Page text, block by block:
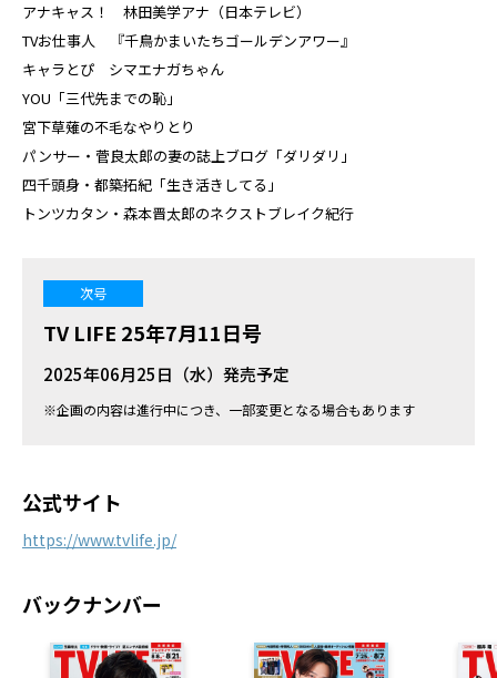
アナキャス！ 林田美学アナ（日本テレビ）
TVお仕事人 『千鳥かまいたちゴールデンアワー』
キャラとぴ シマエナガちゃん
YOU「三代先までの恥」
宮下草薙の不毛なやりとり
パンサー・菅良太郎の妻の誌上ブログ「ダリダリ」
四千頭身・都築拓紀「生き活きしてる」
トンツカタン・森本晋太郎のネクストブレイク紀行
次号
TV LIFE 25年7月11日号
2025年06月25日（水）発売予定
※企画の内容は進行中につき、一部変更となる場合もあります
公式サイト
https://www.tvlife.jp/
バックナンバー